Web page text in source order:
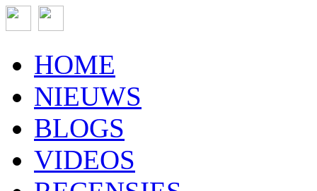
HOME
NIEUWS
BLOGS
VIDEOS